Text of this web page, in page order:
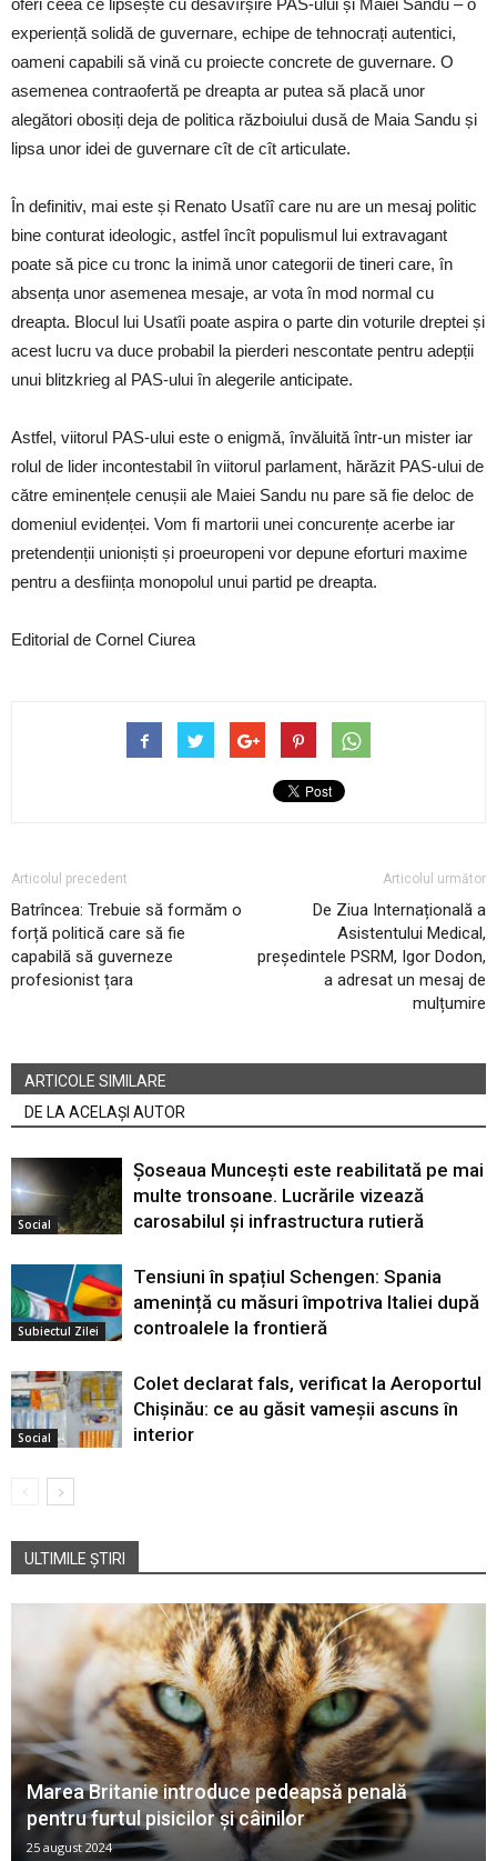
oferi ceea ce lipsește cu desăvîrșire PAS-ului și Maiei Sandu – o
experiență solidă de guvernare, echipe de tehnocrați autentici,
oameni capabili să vină cu proiecte concrete de guvernare. O
asemenea contraofertă pe dreapta ar putea să placă unor
alegători obosiți deja de politica războiului dusă de Maia Sandu și
lipsa unor idei de guvernare cît de cît articulate.
În definitiv, mai este și Renato Usatîî care nu are un mesaj politic
bine conturat ideologic, astfel încît populismul lui extravagant
poate să pice cu tronc la inimă unor categorii de tineri care, în
absența unor asemenea mesaje, ar vota în mod normal cu
dreapta. Blocul lui Usatîi poate aspira o parte din voturile dreptei și
acest lucru va duce probabil la pierderi nescontate pentru adepții
unui blitzkrieg al PAS-ului în alegerile anticipate.
Astfel, viitorul PAS-ului este o enigmă, învăluită într-un mister iar
rolul de lider incontestabil în viitorul parlament, hărăzit PAS-ului de
către eminențele cenușii ale Maiei Sandu nu pare să fie deloc de
domeniul evidenței. Vom fi martorii unei concurențe acerbe iar
pretendenții unioniști și proeuropeni vor depune eforturi maxime
pentru a desființa monopolul unui partid pe dreapta.
Editorial de Cornel Ciurea
Articolul precedent
Batrîncea: Trebuie să formăm o
forță politică care să fie
capabilă să guverneze
profesionist țara
Articolul următor
De Ziua Internațională a
Asistentului Medical,
președintele PSRM, Igor Dodon,
a adresat un mesaj de
mulțumire
ARTICOLE SIMILARE
DE LA ACELAȘI AUTOR
Social
Șoseaua Muncești este reabilitată pe mai
multe tronsoane. Lucrările vizează
carosabilul și infrastructura rutieră
Subiectul Zilei
Tensiuni în spațiul Schengen: Spania
amenință cu măsuri împotriva Italiei după
controalele la frontieră
Social
Colet declarat fals, verificat la Aeroportul
Chișinău: ce au găsit vameșii ascuns în
interior
ULTIMILE ȘTIRI
Marea Britanie introduce pedeapsă penală
pentru furtul pisicilor și câinilor
25 august 2024